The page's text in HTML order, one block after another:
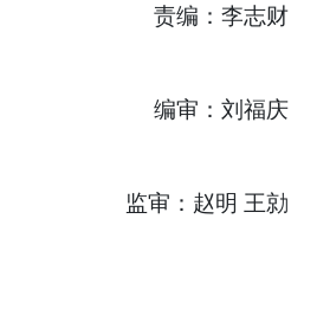
责编：李志财
编审：刘福庆
监审：赵明 王勍